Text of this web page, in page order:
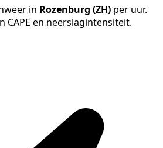
in Rozenburg (ZH) per uur.
CAPE en neerslagintensiteit.